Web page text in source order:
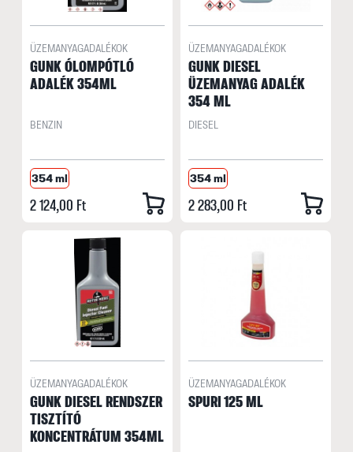
ÜZEMANYAGADALÉKOK
GUNK ÓLOMPÓTLÓ
ADALÉK 354ML
BENZIN
354 ml
2 124,00 Ft
ÜZEMANYAGADALÉKOK
GUNK DIESEL
ÜZEMANYAG ADALÉK
354 ML
DIESEL
354 ml
2 283,00 Ft
ÜZEMANYAGADALÉKOK
GUNK DIESEL RENDSZER
TISZTÍTÓ
KONCENTRÁTUM 354ML
ÜZEMANYAGADALÉKOK
SPURI 125 ML